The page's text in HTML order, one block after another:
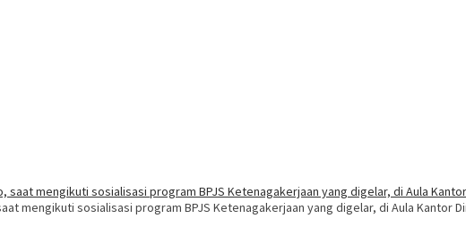
mengikuti sosialisasi program BPJS Ketenagakerjaan yang digelar, di Aula Kantor